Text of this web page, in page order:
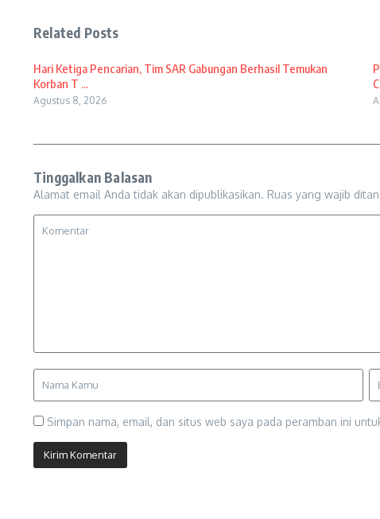
Related Posts
Hari Ketiga Pencarian, Tim SAR Gabungan Berhasil Temukan
Korban T ...
Agustus 8, 2026
Tinggalkan Balasan
Alamat email Anda tidak akan dipublikasikan. Ruas yang wajib
Simpan nama, email, dan situs web saya pada peramban ini